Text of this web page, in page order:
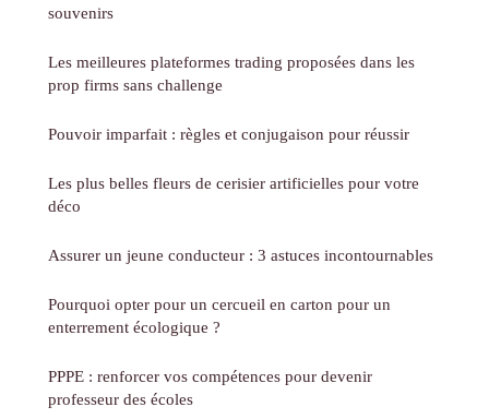
souvenirs
Les meilleures plateformes trading proposées dans les
prop firms sans challenge
Pouvoir imparfait : règles et conjugaison pour réussir
Les plus belles fleurs de cerisier artificielles pour votre
déco
Assurer un jeune conducteur : 3 astuces incontournables
Pourquoi opter pour un cercueil en carton pour un
enterrement écologique ?
PPPE : renforcer vos compétences pour devenir
professeur des écoles